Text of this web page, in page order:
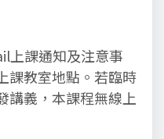
上課通知及注意事
課教室地點。若臨時
講義，本課程無線上